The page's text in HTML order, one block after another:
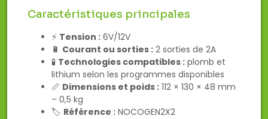
Caractéristiques principales
⚡ Tension : 6V/12V
🔋 Courant ou sorties : 2 sorties de 2A
🧪 Technologies compatibles : plomb et
lithium selon les programmes disponibles
📏 Dimensions et poids : 112 × 130 × 48 mm
– 0,5 kg
🏷️ Référence : NOCOGEN2X2